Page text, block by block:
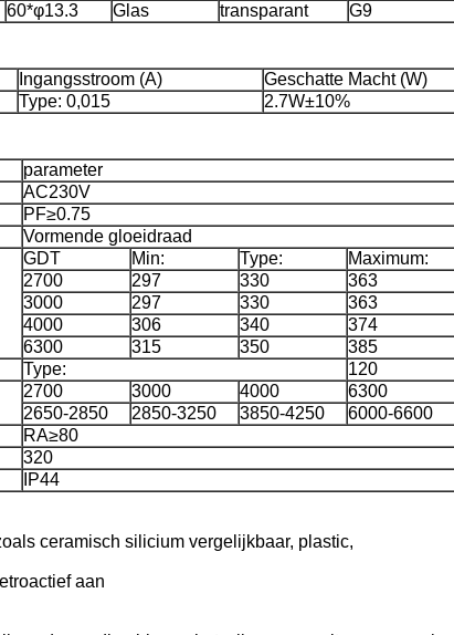
60*φ13.3 Glas transparant G9
Ingangsstroom (A)
Geschatte Macht (W)
Type: 0,015 2.7W±10%
parameter
AC230V
PF≥0.75
Vormende gloeidraad
GDT Min: Type: Maximum:
2700 297 330
363
3000
297 330
363
4000
306 340
374
6300
315 350
385
Type: 120
2700 3000 4000 6300
2650-2850 2850-3250 3850-4250
6000-6600
RA≥80
320
IP44
ceramisch silicium vergelijkbaar, plastic,
aan